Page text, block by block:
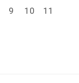
9 10 11